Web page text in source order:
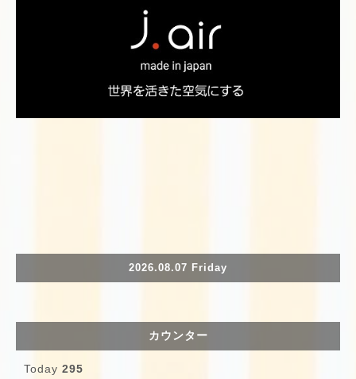
2026.08.07 Friday
カウンター
Today 295